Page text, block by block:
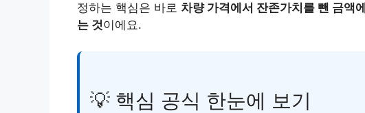
정하는 핵심은 바로 차량 가격에서 잔존가치를 뺀 금액
는 것이에요.
💡 핵심 공식 한눈에 보기